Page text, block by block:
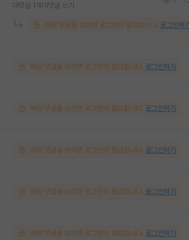
대댓글 1개 대댓글 쓰기
해당 댓글을 보려면 로그인이 필요합니다. 로그인하기
해당 댓글을 보려면 로그인이 필요합니다. 로그인하기
해당 댓글을 보려면 로그인이 필요합니다. 로그인하기
해당 댓글을 보려면 로그인이 필요합니다. 로그인하기
해당 댓글을 보려면 로그인이 필요합니다. 로그인하기
해당 댓글을 보려면 로그인이 필요합니다. 로그인하기